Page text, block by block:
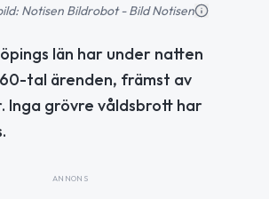
Notisen Bildrobot - Bild Notisen
län har under natten
tal ärenden, främst av
Inga grövre våldsbrott har
ANNONS